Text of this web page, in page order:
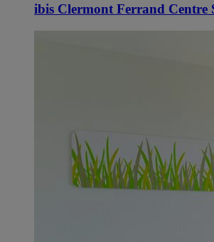
ibis Clermont Ferrand Centre